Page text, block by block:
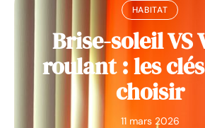
HABITAT
Brise-soleil VS
roulant : les
choisir
11 mars 2026